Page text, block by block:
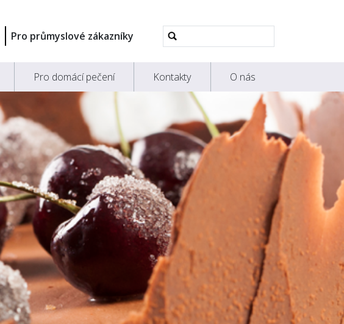
Pro průmyslové zákazníky
Pokročilé
vyhledávání...
Pro domácí pečení Kontakty O nás